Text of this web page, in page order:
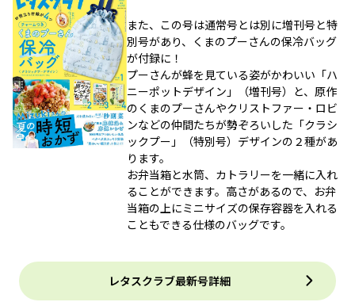
また、この号は通常号とは別に増刊号と特
別号があり、くまのプーさんの保冷バッグ
が付録に！
プーさんが蜂を見ている姿がかわいい「ハ
ニーポットデザイン」（増刊号）と、原作
のくまのプーさんやクリストファー・ロビ
ンなどの仲間たちが勢ぞろいした「クラシ
ックプー」（特別号）デザインの２種があ
ります。
お弁当箱と水筒、カトラリーを一緒に入れ
ることができます。高さがあるので、お弁
当箱の上にミニサイズの保存容器を入れる
こともできる仕様のバッグです。
レタスクラブ最新号詳細